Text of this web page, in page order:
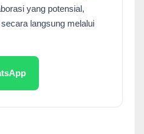
yang potensial,
langsung melalui